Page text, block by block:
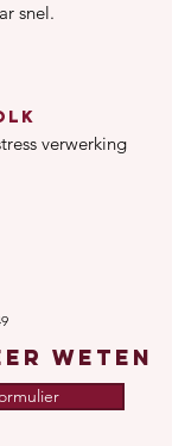
snel.
verwerking
weten